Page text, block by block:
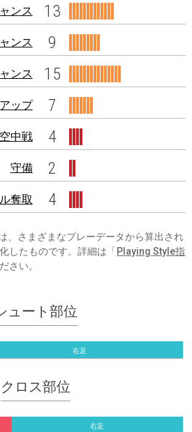
ンス 13
ンス 9
ンス 15
ップ 7
中戦 4
守備 2
奪取 4
、さまざまなプレーデータから算出され
したものです。詳細は「 Playing Style指
さい。
ュート部位
右足
クロス部位
右足